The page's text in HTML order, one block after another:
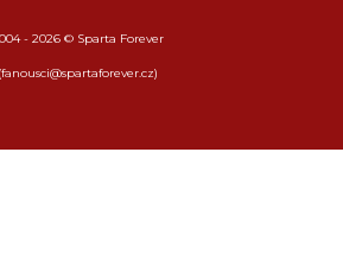
- 2026 © Sparta Forever
(fanousci@spartaforever.cz)